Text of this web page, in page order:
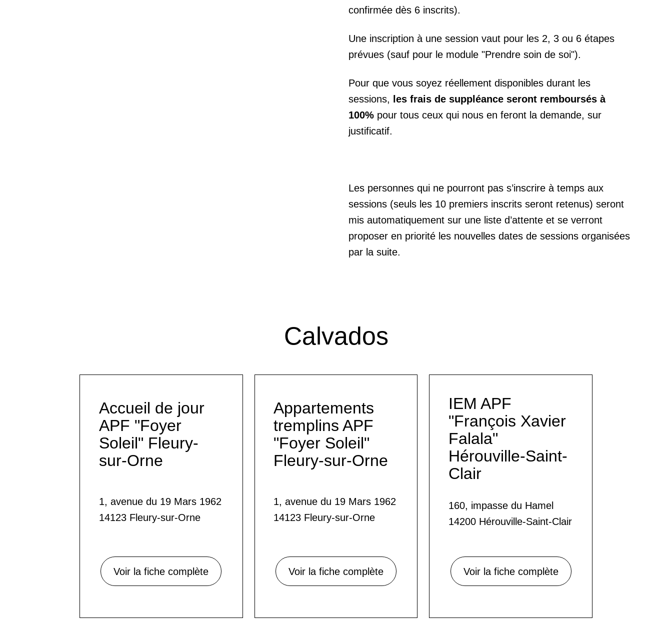
confirmée dès 6 inscrits).
Une inscription à une session vaut pour les 2, 3 ou 6 étapes
prévues (sauf pour le module "Prendre soin de soi").
Pour que vous soyez réellement disponibles durant les
sessions, les frais de suppléance seront remboursés à
100% pour tous ceux qui nous en feront la demande, sur
justificatif.
Les personnes qui ne pourront pas s’inscrire à temps aux
sessions (seuls les 10 premiers inscrits seront retenus) seront
mis automatiquement sur une liste d’attente et se verront
proposer en priorité les nouvelles dates de sessions organisées
par la suite.
Calvados
Accueil de jour
APF "Foyer
Soleil" Fleury-
sur-Orne
1, avenue du 19 Mars 1962
14123 Fleury-sur-Orne
Voir la fiche complète
Appartements
tremplins APF
"Foyer Soleil"
Fleury-sur-Orne
1, avenue du 19 Mars 1962
14123 Fleury-sur-Orne
Voir la fiche complète
IEM APF
"François Xavier
Falala"
Hérouville-Saint-
Clair
160, impasse du Hamel
14200 Hérouville-Saint-Clair
Voir la fiche complète